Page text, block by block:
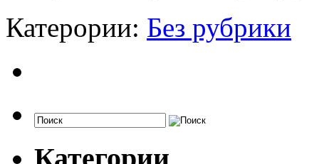
Катерории: Без рубрики